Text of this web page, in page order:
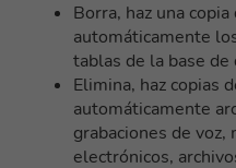
Borra, haz una
automáticamente
tablas de la base de
Elimina, haz copias
automáticamente
grabaciones de voz,
electrónicos,